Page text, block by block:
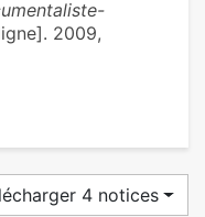
2009,
4 notices